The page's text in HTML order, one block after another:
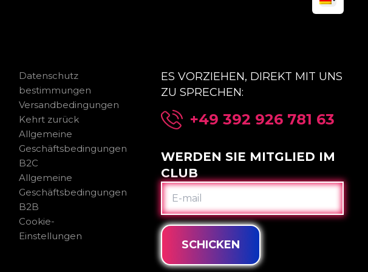
Datenschutz
bestimmungen
Versandbedingungen
Kehrt zurück
Allgemeine
Geschäftsbedingungen
B2C
Allgemeine
Geschäftsbedingungen
B2B
Cookie-
Einstellungen
ES VORZIEHEN, DIREKT MIT UNS
ZU SPRECHEN:
+49 392 926 781 63
WERDEN SIE MITGLIED IM
CLUB
E-
MAIL
SCHICKEN